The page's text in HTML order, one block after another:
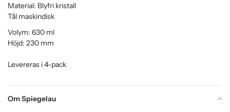
Om Spiegelau
Material: Blyfri kristall
Tål maskindisk
Volym: 630 ml
Höjd: 230 mm
Levereras i 4-pack